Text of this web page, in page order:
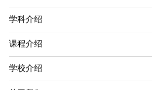
学科介绍
课程介绍
学校介绍